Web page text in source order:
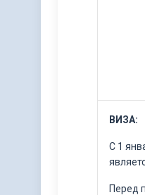
ВИЗА:
С 1
Перед